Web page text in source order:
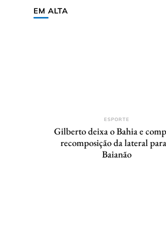
EM ALTA
ESPORTE
Gilberto deixa o Bahia e
recomposição da lateral
Baianão